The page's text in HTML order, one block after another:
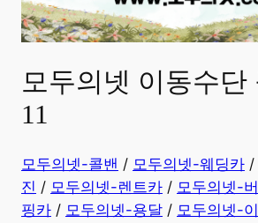
모두의넷 이동수단
11
모두의넷-콜밴 / 모두의넷-웨딩카 /
진 / 모두의넷-렌트카 / 모두의넷-
핑카 / 모두의넷-용달 / 모두의넷-